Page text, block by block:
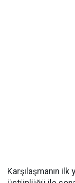
Karşılaşmanın